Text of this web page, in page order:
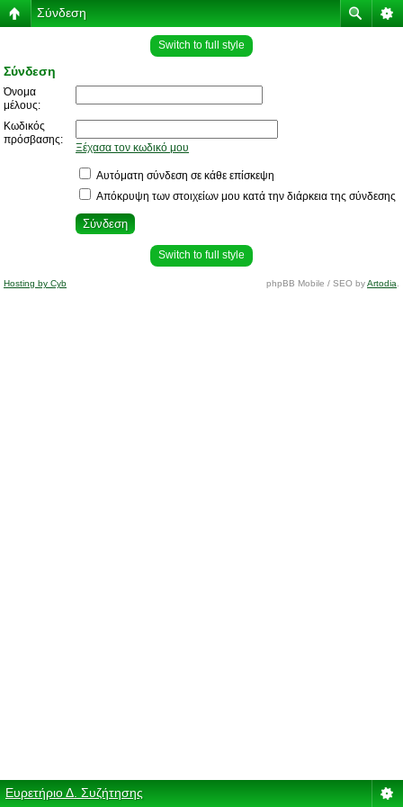
Σύνδεση
Switch to full style
Σύνδεση
Όνομα
μέλους:
Κωδικός
πρόσβασης:
Ξέχασα τον κωδικό μου
Αυτόματη σύνδεση σε κάθε επίσκεψη
Απόκρυψη των στοιχείων μου κατά την διάρκεια της σύνδεσης
Switch to full style
Hosting by Cyb phpBB Mobile / SEO byArtodia
Ευρετήριο Δ. Συζήτησης